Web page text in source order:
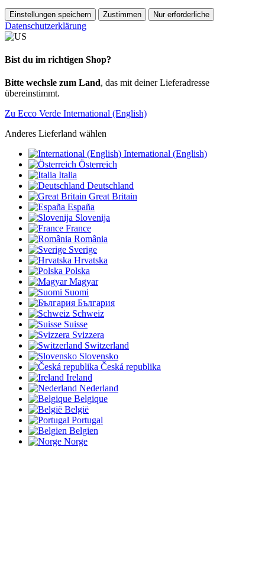
Einstellungen speichern Zustimmen Nur erforderliche
Datenschutzerklärung
Bist du im richtigen Shop?
Bitte wechsle zum Land, das mit deiner Lieferadresse
übereinstimmt.
Zu Ecco Verde International (English)
Anderes Lieferland wählen
International (English)
Österreich
Italia
Deutschland
Great Britain
España
Slovenija
France
România
Sverige
Hrvatska
Polska
Magyar
Suomi
България
Schweiz
Suisse
Svizzera
Switzerland
Slovensko
Česká republika
Ireland
Nederland
Belgique
België
Portugal
Belgien
Norge